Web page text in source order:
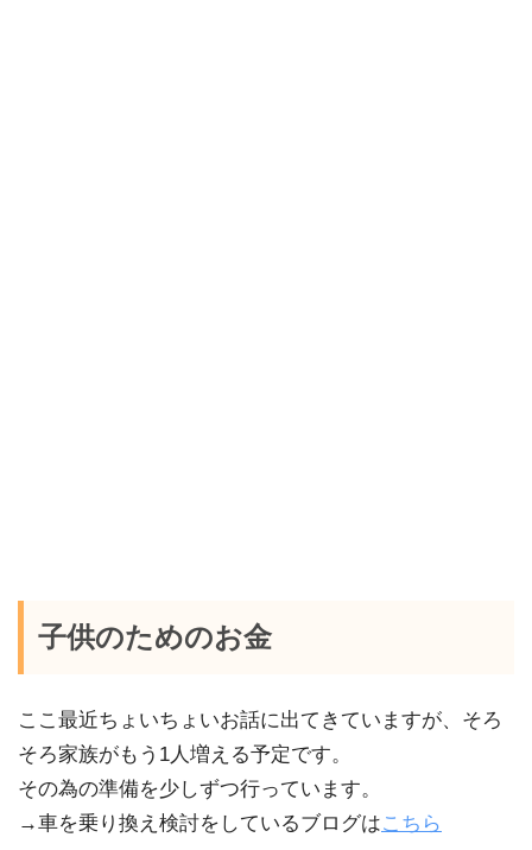
子供のためのお金
ここ最近ちょいちょいお話に出てきていますが、そろ
そろ家族がもう1人増える予定です。
その為の準備を少しずつ行っています。
→車を乗り換え検討をしているブログはこちら